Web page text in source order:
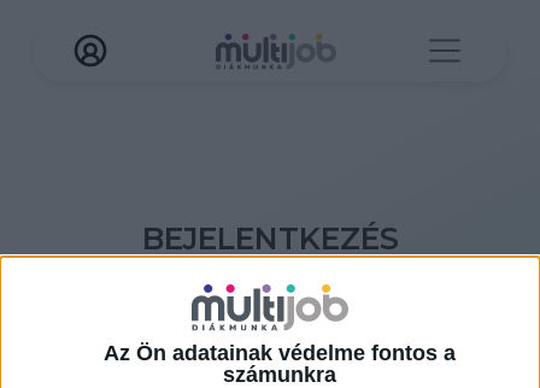
Az Ön adatainak védelme fontos a
számunkra
BEJELENTKEZÉS
További funkciók eléréséhez jelentkezz be Multi
Job fiókodba!
Ha még nincs fiókod, akkoritt tudsz létrehozni